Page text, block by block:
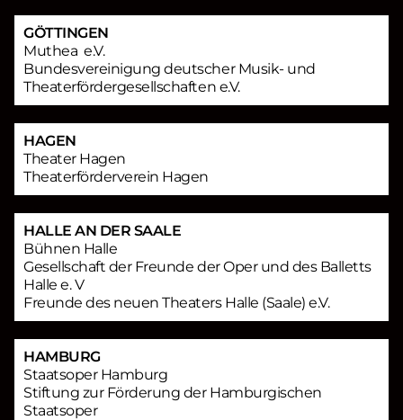
GÖTTINGEN
Muthea e.V.
Bundesvereinigung deutscher Musik- und
Theaterfördergesellschaften e.V.
HAGEN
Theater Hagen
Theaterförderverein Hagen
HALLE AN DER SAALE
Bühnen Halle
Gesellschaft der Freunde der Oper und des Balletts
Halle e. V
Freunde des neuen Theaters Halle (Saale) e.V.
HAMBURG
Staatsoper Hamburg
Stiftung zur Förderung der Hamburgischen
Staatsoper